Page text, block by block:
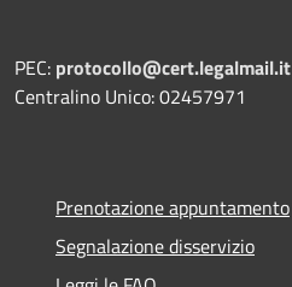
PEC: protocollo@cert.legalmail.it
Centralino Unico: 02457971
Prenotazione appuntamento
Segnalazione disservizio